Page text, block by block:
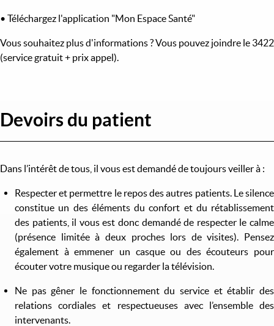
• Téléchargez l'application "Mon Espace Santé"
Vous souhaitez plus d'informations ? Vous pouvez joindre le 3422
(service gratuit + prix appel).
Devoirs du patient
Dans l’intérêt de tous, il vous est demandé de toujours veiller à :
Respecter et permettre le repos des autres patients. Le silence
constitue un des éléments du confort et du rétablissement
des patients, il vous est donc demandé de respecter le calme
(présence limitée à deux proches lors de visites). Pensez
également à emmener un casque ou des écouteurs pour
écouter votre musique ou regarder la télévision.
Ne pas gêner le fonctionnement du service et établir des
relations cordiales et respectueuses avec l’ensemble des
intervenants.